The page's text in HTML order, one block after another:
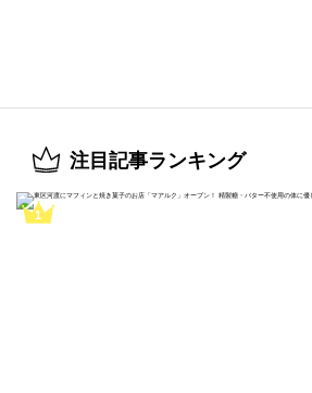
注目記事ランキング